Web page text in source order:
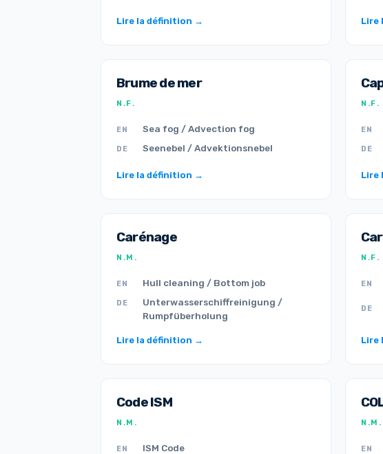
Lire la définition → Lire
Brume de mer
N.F.
EN Sea fog / Advection fog
DE Seenebel / Advektionsnebel
Lire la définition →
N.F.
EN
DE
Lire
Carénage
N.M.
EN Hull cleaning / Bottom job
DE
Unterwasserschiffreinigung /
Rumpfüberholung
Lire la définition →
N.F.
EN
DE
Lire
Code ISM
N.M.
EN ISM Code
N.M.
EN